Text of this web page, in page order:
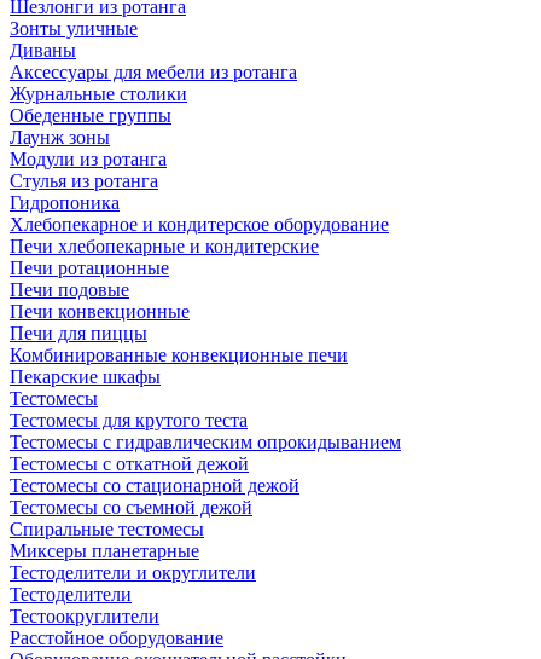
Шезлонги из ротанга
Зонты уличные
Диваны
Аксессуары для мебели из ротанга
Журнальные столики
Обеденные группы
Лаунж зоны
Модули из ротанга
Стулья из ротанга
Гидропоника
Хлебопекарное и кондитерское оборудование
Печи хлебопекарные и кондитерские
Печи ротационные
Печи подовые
Печи конвекционные
Печи для пиццы
Комбинированные конвекционные печи
Пекарские шкафы
Тестомесы
Тестомесы для крутого теста
Тестомесы с гидравлическим опрокидыванием
Тестомесы с откатной дежой
Тестомесы со стационарной дежой
Тестомесы со съемной дежой
Спиральные тестомесы
Миксеры планетарные
Тестоделители и округлители
Тестоделители
Тестоокруглители
Расстойное оборудование